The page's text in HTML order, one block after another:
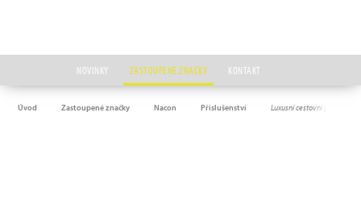
NOVINKY ZASTOUPENÉ ZNAČKY KONTAKT
Úvod Zastoupené značky Nacon Příslušenství Luxusní cestovní pouzdro